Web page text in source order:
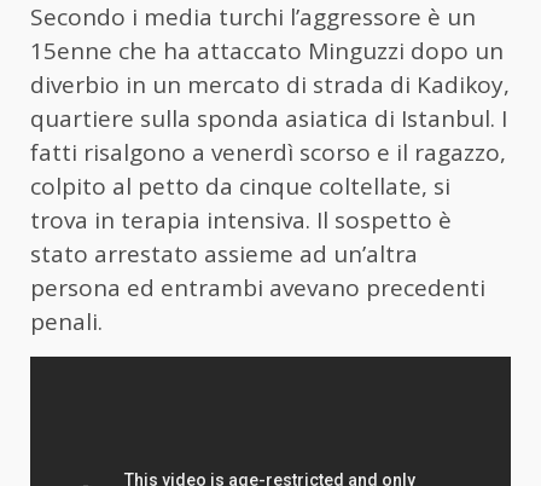
Secondo i media turchi l’aggressore è un
15enne che ha attaccato Minguzzi dopo un
diverbio in un mercato di strada di Kadikoy,
quartiere sulla sponda asiatica di Istanbul. I
fatti risalgono a venerdì scorso e il ragazzo,
colpito al petto da cinque coltellate, si
trova in terapia intensiva. Il sospetto è
stato arrestato assieme ad un’altra
persona ed entrambi avevano precedenti
penali.